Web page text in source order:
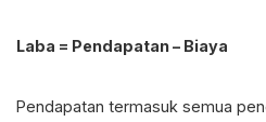
Laba = Pendapatan – Biaya
Pendapatan termasuk semua